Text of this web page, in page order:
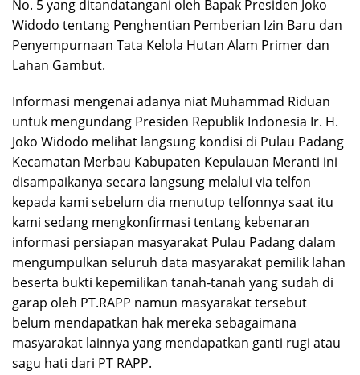
No. 5 yang ditandatangani oleh Bapak Presiden Joko
Widodo tentang Penghentian Pemberian Izin Baru dan
Penyempurnaan Tata Kelola Hutan Alam Primer dan
Lahan Gambut.
Informasi mengenai adanya niat Muhammad Riduan
untuk mengundang Presiden Republik Indonesia Ir. H.
Joko Widodo melihat langsung kondisi di Pulau Padang
Kecamatan Merbau Kabupaten Kepulauan Meranti ini
disampaikanya secara langsung melalui via telfon
kepada kami sebelum dia menutup telfonnya saat itu
kami sedang mengkonfirmasi tentang kebenaran
informasi persiapan masyarakat Pulau Padang dalam
mengumpulkan seluruh data masyarakat pemilik lahan
beserta bukti kepemilikan tanah-tanah yang sudah di
garap oleh PT.RAPP namun masyarakat tersebut
belum mendapatkan hak mereka sebagaimana
masyarakat lainnya yang mendapatkan ganti rugi atau
sagu hati dari PT RAPP.